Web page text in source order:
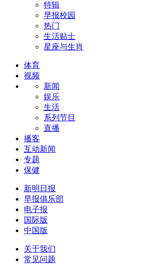
特辑
早报校园
热门
生活贴士
星座与生肖
体育
视频
新闻
娱乐
生活
系列节目
直播
播客
互动新闻
专题
保健
新明日报
早报俱乐部
电子报
国际版
中国版
关于我们
常见问题